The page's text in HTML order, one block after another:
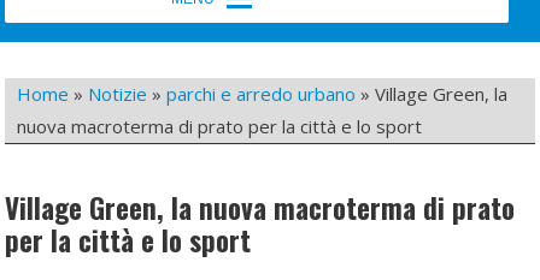
Home » Notizie »parchi e arredo urbano »Village Green, la
nuova macroterma di prato per la città e lo sport
Village Green, la nuova macroterma di prato
per la città e lo sport